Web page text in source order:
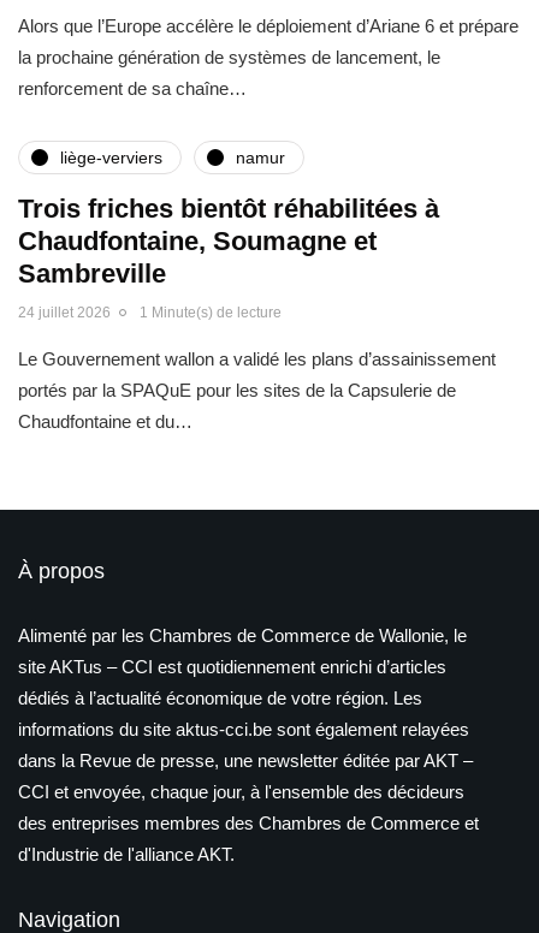
Alors que l’Europe accélère le déploiement d’Ariane 6 et prépare
la prochaine génération de systèmes de lancement, le
renforcement de sa chaîne…
liège-verviers namur
Trois friches bientôt réhabilitées à
Chaudfontaine, Soumagne et
Sambreville
24 juillet 2026 1 Minute(s) de lecture
Le Gouvernement wallon a validé les plans d’assainissement
portés par la SPAQuE pour les sites de la Capsulerie de
Chaudfontaine et du…
À propos
Alimenté par les Chambres de Commerce de Wallonie, le
site AKTus – CCI est quotidiennement enrichi d’articles
dédiés à l’actualité économique de votre région. Les
informations du site aktus-cci.be sont également relayées
dans la Revue de presse, une newsletter éditée par AKT –
CCI et envoyée, chaque jour, à l'ensemble des décideurs
des entreprises membres des Chambres de Commerce et
d'Industrie de l'alliance AKT.
Navigation